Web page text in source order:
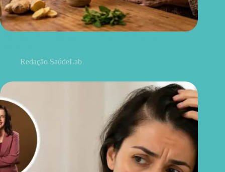
Redação SaúdeLab